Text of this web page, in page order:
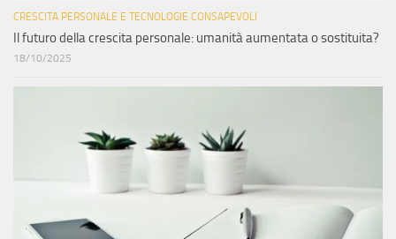
CRESCITA PERSONALE E TECNOLOGIE CONSAPEVOLI
Il futuro della crescita personale: umanità aumentata o sostituita?
18/10/2025